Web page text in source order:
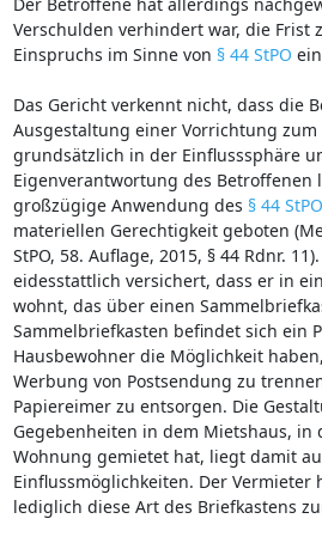
Verschulden verhindert war, die Frist
Einspruchs im Sinne von § 44 StPO
Das Gericht verkennt nicht, dass die
Ausgestaltung einer Vorrichtung zum
grundsätzlich in der Einflusssphäre
Eigenverantwortung des
großzügige Anwendung des § 44 StPO
materiellen Gerechtigkeit geboten
StPO, 58. Auflage, 2015, § 44 Rdnr.
eidesstattlich versichert, dass er in
wohnt, das über einen
Sammelbriefkasten befindet sich ein
Hausbewohner die Möglichkeit
Werbung von Postsendung zu
Papiereimer zu entsorgen. Die
Gegebenheiten in dem Mietshaus, in
Wohnung gemietet hat, liegt damit
Einflussmöglichkeiten. Der Vermieter
lediglich diese Art des Briefkastens